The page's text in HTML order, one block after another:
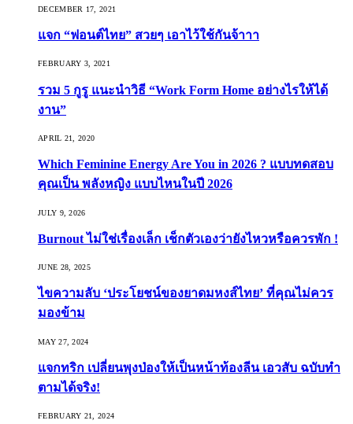
DECEMBER 17, 2021
แจก “ฟอนต์ไทย” สวยๆ เอาไว้ใช้กันจ้าาา
FEBRUARY 3, 2021
รวม 5 กูรู แนะนำวิธี “Work Form Home อย่างไรให้ได้
งาน”
APRIL 21, 2020
Which Feminine Energy Are You in 2026 ? แบบทดสอบ
คุณเป็น พลังหญิง แบบไหนในปี 2026
JULY 9, 2026
Burnout ไม่ใช่เรื่องเล็ก เช็กตัวเองว่ายังไหวหรือควรพัก !
JUNE 28, 2025
ไขความลับ ‘ประโยชน์ของยาดมหงส์ไทย’ ที่คุณไม่ควร
มองข้าม
MAY 27, 2024
แจกทริก เปลี่ยนพุงป่องให้เป็นหน้าท้องลีน เอวสับ ฉบับทำ
ตามได้จริง!
FEBRUARY 21, 2024